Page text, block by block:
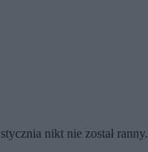
nikt nie został ranny.